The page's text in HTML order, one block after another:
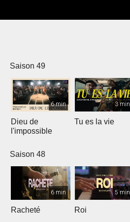
Saison 49
6 min
Dieu de
l'impossible
3 min
Tu es la vie
Saison 48
6 min
Racheté
5 min
Roi